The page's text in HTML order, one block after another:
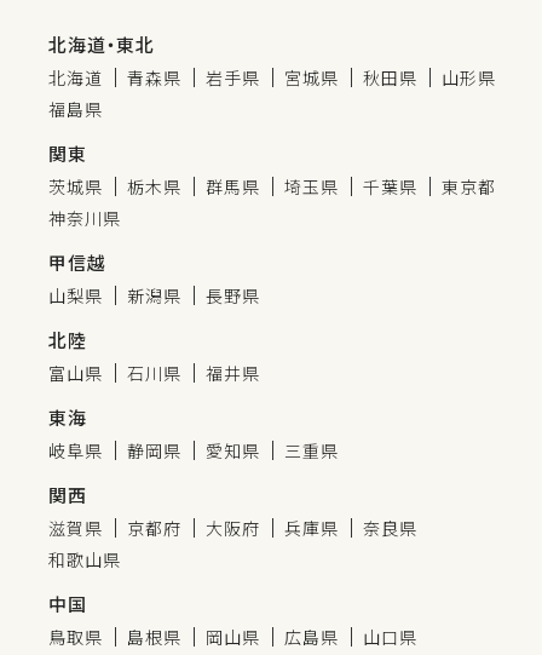
北海道・東北
北海道 青森県 岩手県 宮城県 秋田県
山形県
福島県
関東
茨城県 栃木県 群馬県 埼玉県 千葉県
東京都
神奈川県
甲信越
山梨県 新潟県 長野県
北陸
富山県 石川県 福井県
東海
岐阜県 静岡県 愛知県 三重県
関西
滋賀県 京都府 大阪府 兵庫県
奈良県
和歌山県
中国
鳥取県 島根県 岡山県 広島県 山口県